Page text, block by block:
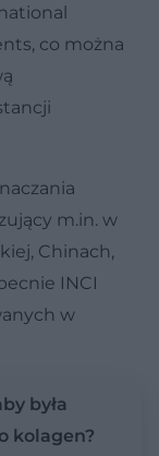
co można
m.in. w
Chinach,
INCI
w
była
kolagen?